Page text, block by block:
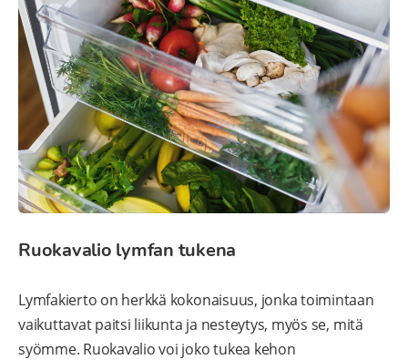
Ruokavalio lymfan tukena
Lymfakierto on herkkä kokonaisuus, jonka toimintaan
vaikuttavat paitsi liikunta ja nesteytys, myös se, mitä
syömme. Ruokavalio voi joko tukea kehon